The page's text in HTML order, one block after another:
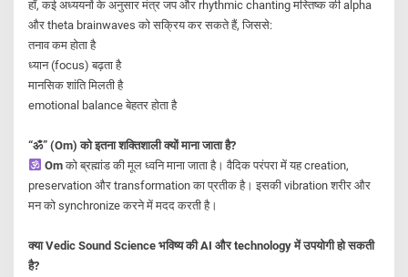
हाँ, कई अध्ययनों के अनुसार मंत्र जप और rhythmic chanting मस्तिष्क की alpha
और theta brainwaves को सक्रिय कर सकते हैं, जिससे:
तनाव कम होता है
ध्यान (focus) बढ़ता है
मानसिक शांति मिलती है
emotional balance बेहतर होता है
“ॐ” (Om) को इतना शक्तिशाली क्यों माना जाता है?
Om को ब्रह्मांड की मूल ध्वनि माना जाता है। वैदिक परंपरा में यह creation,
preservation और transformation का प्रतीक है। इसकी vibration शरीर और
मन को synchronize करने में मदद करती है।
क्या Vedic Sound Science भविष्य की AI और technology में उपयोगी हो सकती
है?